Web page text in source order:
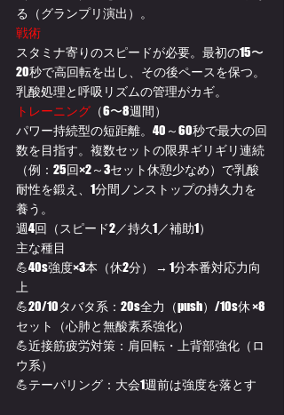
る（グランプリ演出）。
戦術
スタミナ寄りのスピードが必要。最初の15〜
20秒で高回転を出し、その後ペースを保つ。
乳酸処理と呼吸リズムの管理がカギ。
トレーニング （6〜8週間）
パワー持続型の短距離。40～60秒で最大の回
数を目指す。複数セットの限界ギリギリ連続
（例：25回×2～3セット休憩少なめ）で乳酸
耐性を鍛え、1分間ノンストップの持久力を
養う。
週4回（スピード2／持久1／補助1）
主な種目
💪40s強度×3本（休2分） → 1分本番対応力向
上
💪20/10タバタ系：20s全力（push）/10s休 ×8
セット（心肺と無酸素系強化）
💪近接筋疲労対策：肩回転・上背部強化（ロ
ウ系）
💪テーパリング：大会1週前は強度を落とす